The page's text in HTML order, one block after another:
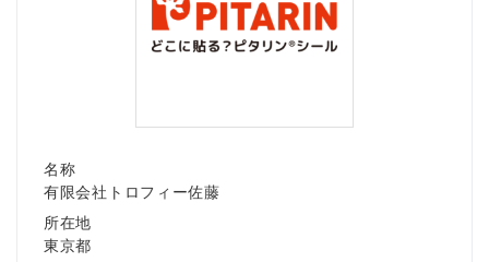
名称
有限会社トロフィー佐藤
所在地
東京都